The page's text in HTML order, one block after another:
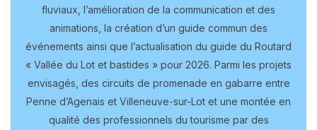
fluviaux, l’amélioration de la communication et des
animations, la création d’un guide commun des
événements ainsi que l’actualisation du guide du Routard
« Vallée du Lot et bastides » pour 2026. Parmi les projets
envisagés, des circuits de promenade en gabarre entre
Penne d’Agenais et Villeneuve-sur-Lot et une montée en
qualité des professionnels du tourisme par des